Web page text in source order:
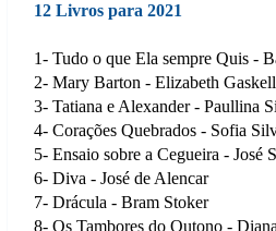
12 Livros para 2021
1- Tudo o que Ela sempre Quis -
2- Mary Barton - Elizabeth Gaskell
3- Tatiana e Alexander - Paullina
4- Corações Quebrados - Sofia
5- Ensaio sobre a Cegueira - José
6- Diva - José de Alencar
7- Drácula - Bram Stoker
8- Os Tambores do Outono -